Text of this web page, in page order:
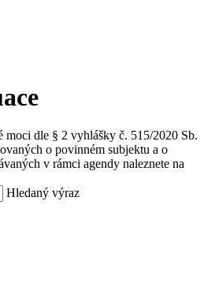
moci dle § 2 vyhlášky č. 515/2020 Sb.
o povinném subjektu a o
v rámci agendy naleznete na
Hledaný výraz